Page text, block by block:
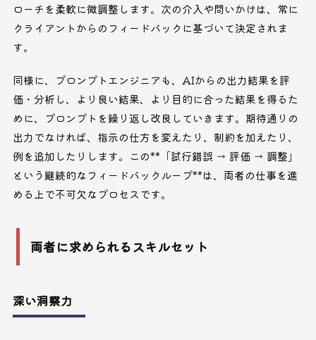
ローチを柔軟に微調整します。次の介入や問いかけは、常に
クライアントからのフィードバックに基づいて決定されま
す。
同様に、プロンプトエンジニアも、AIからの出力結果を評
価・分析し、より良い結果、より目的に合った結果を得るた
めに、プロンプトを繰り返し改良していきます。期待通りの
出力でなければ、指示の仕方を変えたり、制約を加えたり、
例を追加したりします。この**「試行錯誤 → 評価 → 調整」
という継続的なフィードバックループ**は、両者の仕事を進
める上で不可欠なプロセスです。
両者に求められるスキルセット
深い洞察力